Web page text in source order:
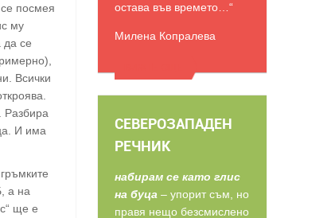
посмея
му
да се
Всички
Разбира
И има
а на
ще е
остава във времето…“
Милена Копралева
СЕВЕРОЗАПАДЕН
РЕЧНИК
набирам се като глис
на буца – упорит съм, но
правя нещо безсмислено